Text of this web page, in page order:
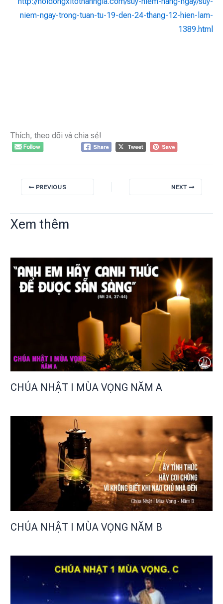
niem-ngay-trong-tuan-tu-19-den-24-thang-12-hien-lam-
1389.html
Thích, theo dõi và chia sẻ!
PREVIOUS NEXT
Xem thêm
CHÚA NHẬT I MÙA VỌNG NĂM A
CHÚA NHẬT I MÙA VỌNG NĂM B